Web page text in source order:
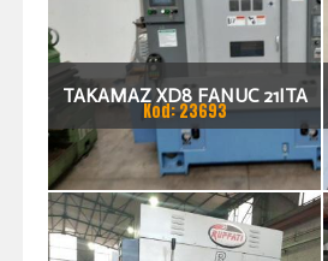
TAKAMAZ XD8 FANUC 21ITA
TOKARKA CNC
Kod: 23693